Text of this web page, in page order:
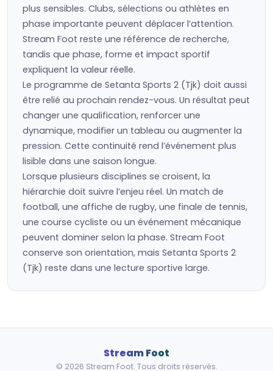
plus sensibles. Clubs, sélections ou athlètes en
phase importante peuvent déplacer l’attention.
Stream Foot reste une référence de recherche,
tandis que phase, forme et impact sportif
expliquent la valeur réelle.
Le programme de Setanta Sports 2 (Tjk) doit aussi
être relié au prochain rendez-vous. Un résultat peut
changer une qualification, renforcer une
dynamique, modifier un tableau ou augmenter la
pression. Cette continuité rend l’événement plus
lisible dans une saison longue.
Lorsque plusieurs disciplines se croisent, la
hiérarchie doit suivre l’enjeu réel. Un match de
football, une affiche de rugby, une finale de tennis,
une course cycliste ou un événement mécanique
peuvent dominer selon la phase. Stream Foot
conserve son orientation, mais Setanta Sports 2
(Tjk) reste dans une lecture sportive large.
Stream Foot
© 2026 Stream Foot. Tous droits réservés.